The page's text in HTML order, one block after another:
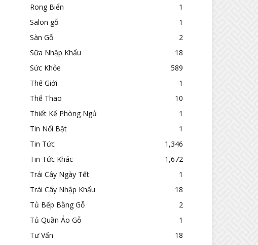
Rong Biển
1
Salon gỗ
1
Sàn Gỗ
2
Sữa Nhập Khẩu
18
Sức Khỏe
589
Thế Giới
1
Thể Thao
10
Thiết Kế Phòng Ngủ
1
Tin Nổi Bật
1
Tin Tức
1,346
Tin Tức Khác
1,672
Trái Cây Ngày Tết
1
Trái Cây Nhập Khẩu
18
Tủ Bếp Bằng Gỗ
2
Tủ Quần Áo Gỗ
1
Tư Vấn
18